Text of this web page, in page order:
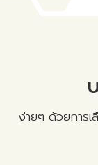
ง่ายๆ ด้วยการ